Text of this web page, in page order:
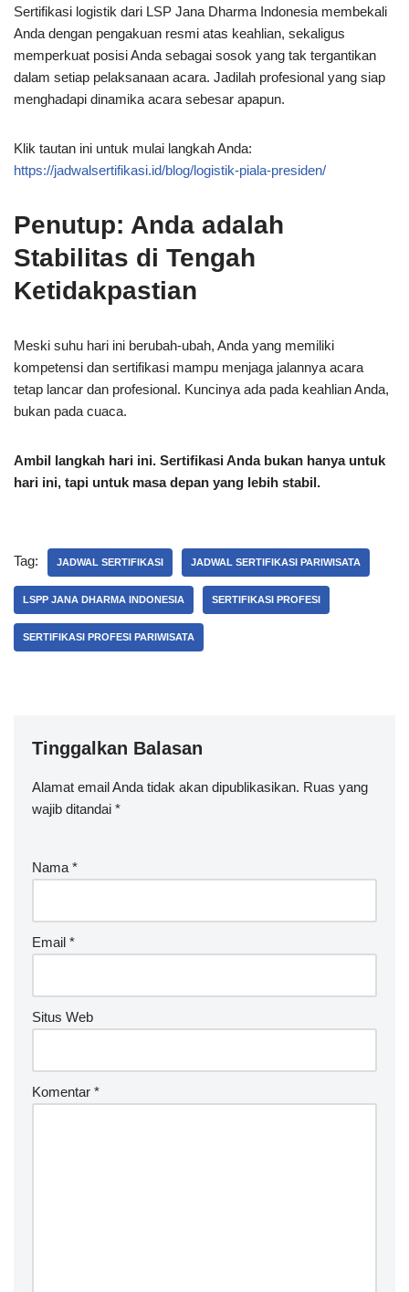
Sertifikasi logistik dari LSP Jana Dharma Indonesia membekali
Anda dengan pengakuan resmi atas keahlian, sekaligus
memperkuat posisi Anda sebagai sosok yang tak tergantikan
dalam setiap pelaksanaan acara. Jadilah profesional yang siap
menghadapi dinamika acara sebesar apapun.
Klik tautan ini untuk mulai langkah Anda:
https://jadwalsertifikasi.id/blog/logistik-piala-presiden/
Penutup: Anda adalah
Stabilitas di Tengah
Ketidakpastian
Meski suhu hari ini berubah-ubah, Anda yang memiliki
kompetensi dan sertifikasi mampu menjaga jalannya acara
tetap lancar dan profesional. Kuncinya ada pada keahlian Anda,
bukan pada cuaca.
Ambil langkah hari ini. Sertifikasi Anda bukan hanya untuk
hari ini, tapi untuk masa depan yang lebih stabil.
Tag: JADWAL SERTIFIKASI JADWAL SERTIFIKASI PARIWISATA
LSPP JANA DHARMA INDONESIA SERTIFIKASI PROFESI
SERTIFIKASI PROFESI PARIWISATA
Tinggalkan Balasan
Alamat email Anda tidak akan dipublikasikan. Ruas yang
wajib ditandai *
Nama *
Email *
Situs Web
Komentar *